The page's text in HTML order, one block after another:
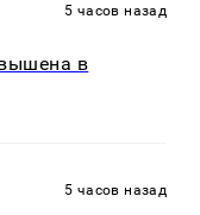
5 часов назад
в
5 часов назад